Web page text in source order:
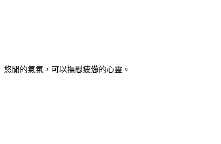
悠閒的氣氛，可以撫慰疲憊的心靈。